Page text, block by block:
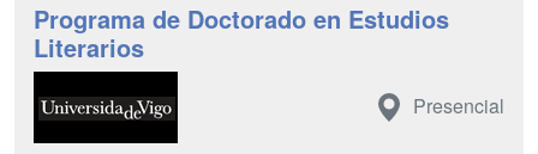
Programa de Doctorado en Estudios
Literarios
Presencial